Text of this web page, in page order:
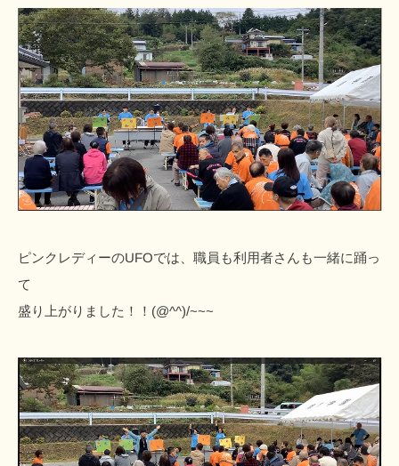
ピンクレディーのUFOでは、職員も利用者さんも一緒に踊っ
て
盛り上がりました！！(@^^)/~~~